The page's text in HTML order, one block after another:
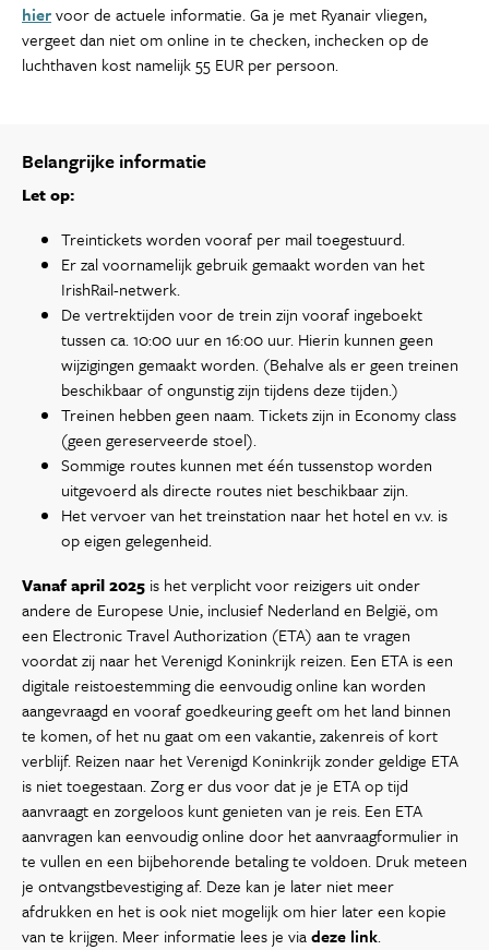
hiervoor de actuele informatie. Ga je met Ryanair vliegen,
vergeet dan niet om online in te checken, inchecken op de
luchthaven kost namelijk 55 EUR per persoon.
Belangrijke informatie
Let op:
Treintickets worden vooraf per mail toegestuurd.
Er zal voornamelijk gebruik gemaakt worden van het
IrishRail-netwerk.
De vertrektijden voor de trein zijn vooraf ingeboekt
tussen ca. 10:00 uur en 16:00 uur. Hierin kunnen geen
wijzigingen gemaakt worden. (Behalve als er geen treinen
beschikbaar of ongunstig zijn tijdens deze tijden.)
Treinen hebben geen naam. Tickets zijn in Economy class
(geen gereserveerde stoel).
Sommige routes kunnen met één tussenstop worden
uitgevoerd als directe routes niet beschikbaar zijn.
Het vervoer van het treinstation naar het hotel en v.v. is
op eigen gelegenheid.
Vanaf april 2025 is het verplicht voor reizigers uit onder
andere de Europese Unie, inclusief Nederland en België, om
een Electronic Travel Authorization (ETA) aan te vragen
voordat zij naar het Verenigd Koninkrijk reizen. Een ETA is een
digitale reistoestemming die eenvoudig online kan worden
aangevraagd en vooraf goedkeuring geeft om het land binnen
te komen, of het nu gaat om een vakantie, zakenreis of kort
verblijf. Reizen naar het Verenigd Koninkrijk zonder geldige ETA
is niet toegestaan. Zorg er dus voor dat je je ETA op tijd
aanvraagt en zorgeloos kunt genieten van je reis. Een ETA
aanvragen kan eenvoudig online door het aanvraagformulier in
te vullen en een bijbehorende betaling te voldoen. Druk meteen
je ontvangstbevestiging af. Deze kan je later niet meer
afdrukken en het is ook niet mogelijk om hier later een kopie
van te krijgen. Meer informatie lees je viadeze link.